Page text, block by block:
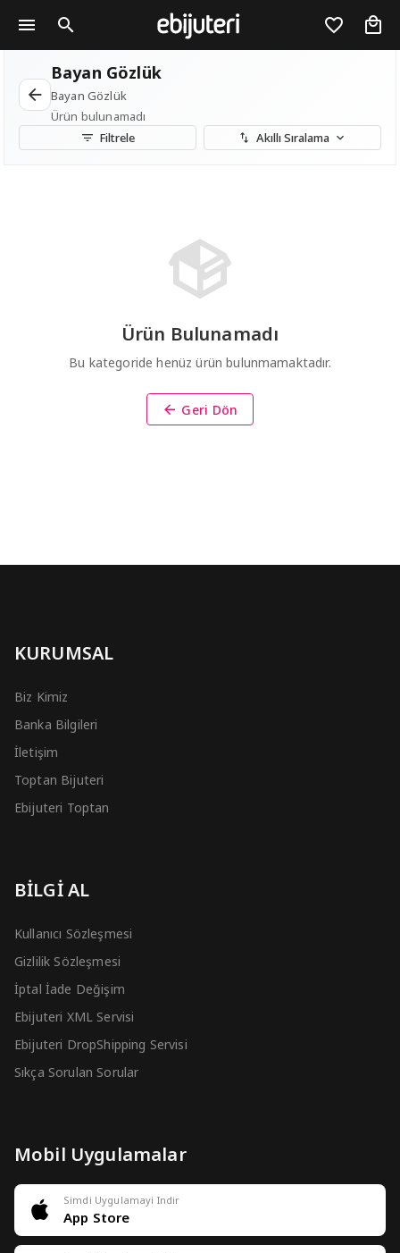
Bayan Gözlük
Bayan Gözlük
Bayan Gözlük
Ürün bulunamadı
Filtrele
Akıllı Sıralama
Ürün Bulunamadı
Bu kategoride henüz ürün bulunmamaktadır.
Geri Dön
KURUMSAL
Biz Kimiz
Banka Bilgileri
İletişim
Toptan Bijuteri
Ebijuteri Toptan
BİLGİ AL
Kullanıcı Sözleşmesi
Gizlilik Sözleşmesi
İptal İade Değişim
Ebijuteri XML Servisi
Ebijuteri DropShipping Servisi
Sıkça Sorulan Sorular
Mobil Uygulamalar
Simdi Uygulamayi Indir
App Store